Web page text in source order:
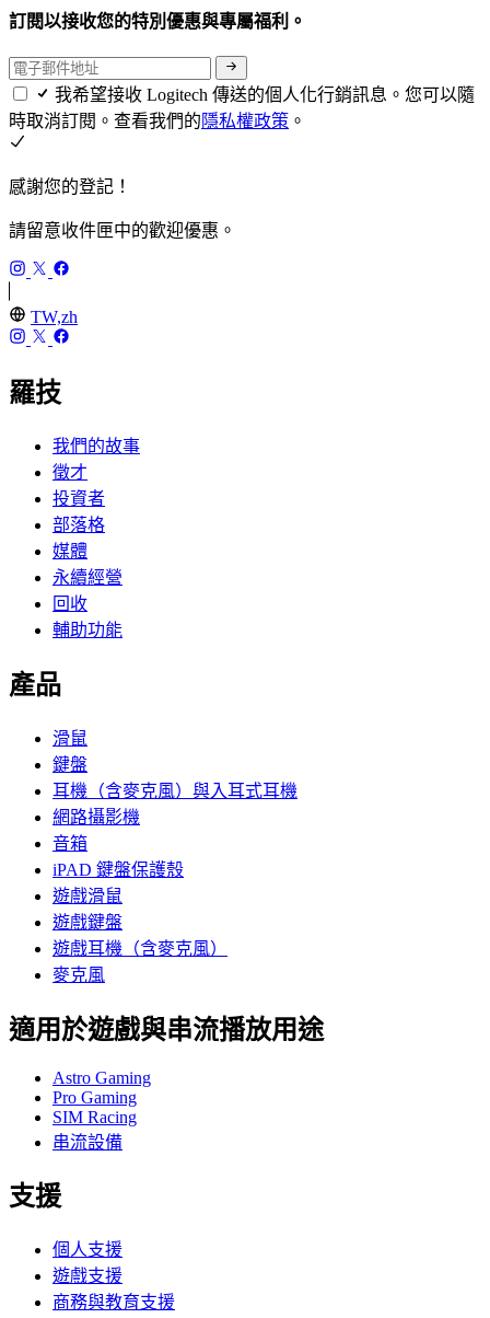
訂閱以接收您的特別優惠與專屬福利。
我希望接收 Logitech 傳送的個人化行銷訊息。您可以隨
時取消訂閱。查看我們的隱私權政策 。
感謝您的登記！
請留意收件匣中的歡迎優惠。
TW,zh
羅技
我們的故事
徵才
投資者
部落格
媒體
永續經營
回收
輔助功能
產品
滑鼠
鍵盤
耳機（含麥克風）與入耳式耳機
網路攝影機
音箱
iPAD 鍵盤保護殼
遊戲滑鼠
遊戲鍵盤
遊戲耳機（含麥克風）
麥克風
適用於遊戲與串流播放用途
Astro Gaming
Pro Gaming
SIM Racing
串流設備
支援
個人支援
遊戲支援
商務與教育支援